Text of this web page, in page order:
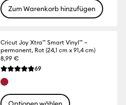
Zum Warenkorb hinzufügen
Cricut Joy Xtra™ Smart Vinyl™ –
permanent, Rot (24,1 cm x 91,4 cm)
8,99 €
Die durchschnittliche Bewertung für
69Reviews